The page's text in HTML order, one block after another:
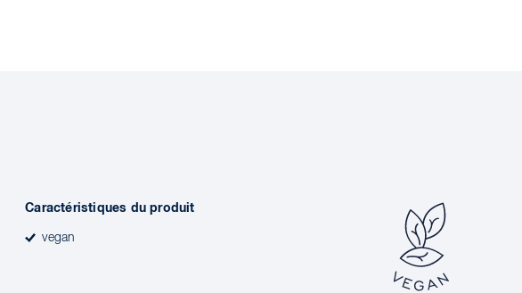
Caractéristiques du produit
vegan